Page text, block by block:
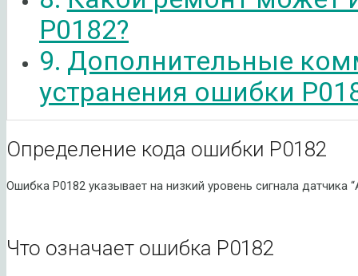
P0182?
Дополнительные
устранения ошибки
Определение кода ошибки P0182
Ошибка P0182 указывает на низкий уровень сигнала датчика
Что означает ошибка P0182